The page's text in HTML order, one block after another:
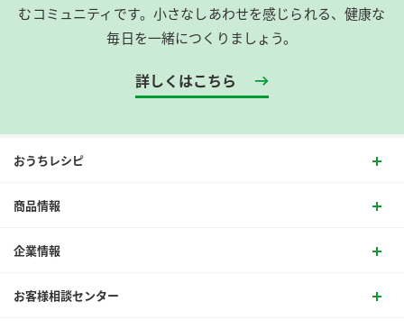
むコミュニティです。​小さなしあわせを感じられる、健康な
毎日を一緒につくりましょう。
詳しくはこちら
おうちレシピ
商品情報
企業情報
お客様相談センター